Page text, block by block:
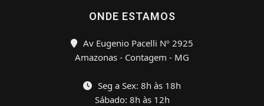
ONDE ESTAMOS
Av Eugenio Pacelli Nº 2925
Amazonas - Contagem - MG
Seg a Sex: 8h às 18h
Sábado: 8h às 12h